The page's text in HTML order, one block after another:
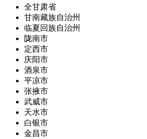
全甘肃省
甘南藏族自治州
临夏回族自治州
陇南市
定西市
庆阳市
酒泉市
平凉市
张掖市
武威市
天水市
白银市
金昌市